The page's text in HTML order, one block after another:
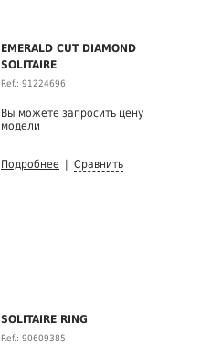
EMERALD CUT DIAMOND
SOLITAIRE
Ref.: 91224696
Вы можете запросить цену
модели
Подробнее Сравнить
SOLITAIRE RING
Ref.: 90609385